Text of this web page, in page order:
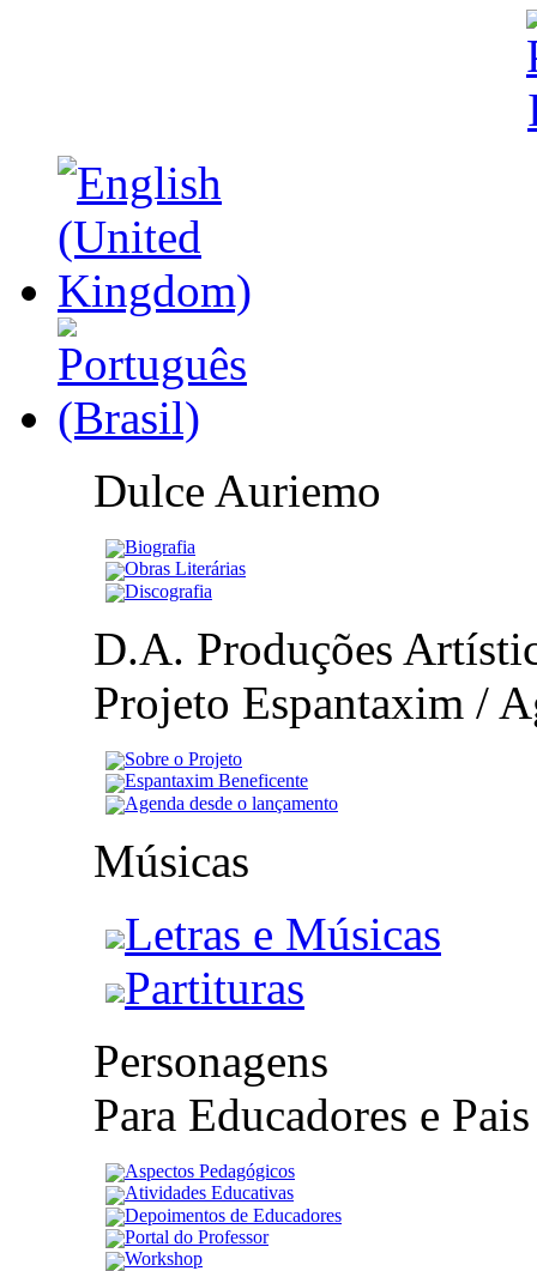
Dulce Auriemo
Biografia
Obras Literárias
Discografia
D.A. Produções
Projeto Espantaxim /
Sobre o Projeto
Espantaxim Beneficente
Agenda desde o lançamento
Músicas
Letras e Músicas
Partituras
Personagens
Para Educadores e Pais
Aspectos Pedagógicos
Atividades Educativas
Depoimentos de Educadores
Portal do Professor
Workshop